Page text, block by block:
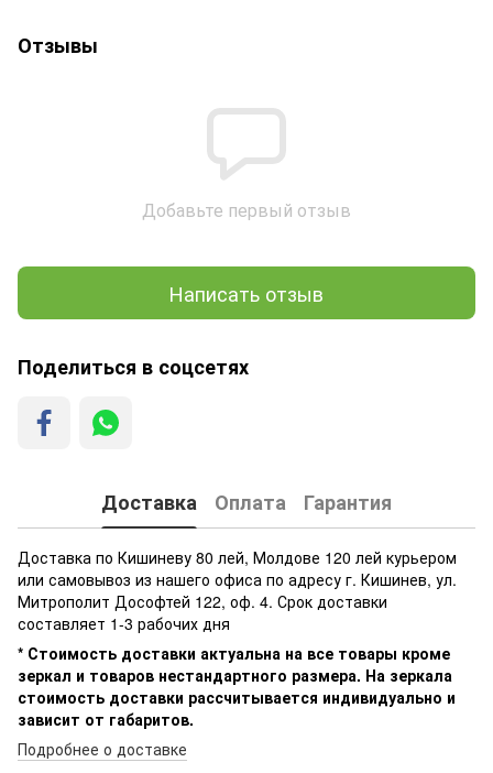
Отзывы
Добавьте первый отзыв
Написать отзыв
Поделиться в соцсетях
Доставка Оплата Гарантия
Доставка по Кишиневу 80 лей, Молдове 120 лей курьером
или самовывоз из нашего офиса по адресу г. Кишинев, ул.
Митрополит Дософтей 122, оф. 4. Срок доставки
составляет 1-3 рабочих дня
* Стоимость доставки актуальна на все товары кроме
зеркал и товаров нестандартного размера. На зеркала
стоимость доставки рассчитывается индивидуально и
зависит от габаритов.
Подробнее о доставке